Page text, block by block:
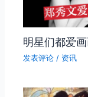
明星们都爱
发表评论 / 资讯